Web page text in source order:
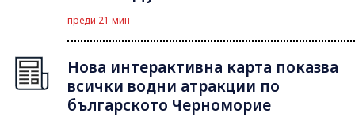
преди 21 мин
Нова интерактивна карта показва
всички водни атракции по
българското Черноморие